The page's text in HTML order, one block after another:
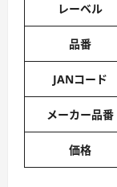
レーベル
品番
JANコード
メーカー品番
価格